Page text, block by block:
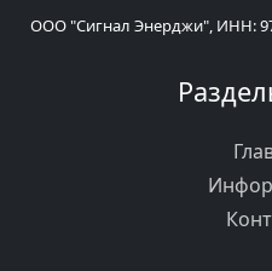
ООО "Сигнал Энерджи", ИНН: